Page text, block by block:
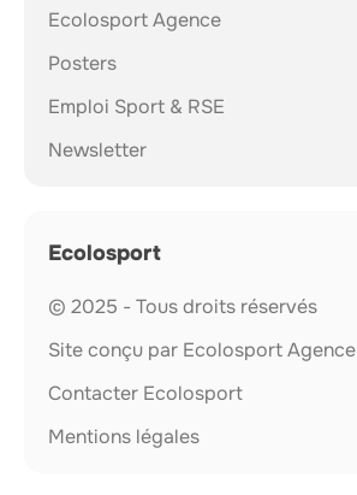
Ecolosport Agence
Posters
Emploi Sport & RSE
Newsletter
Ecolosport
© 2025 - Tous droits réservés
Site conçu par Ecolosport Agence
Contacter Ecolosport
Mentions légales